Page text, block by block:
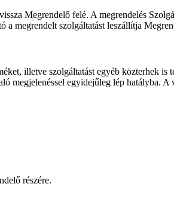
Megrendelő felé. A megrendelés
megrendelt szolgáltatást leszállítja
illetve szolgáltatást egyéb közterhek
megjelenéssel egyidejűleg lép hatályba.
részére.